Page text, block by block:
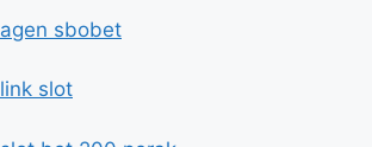
agen sbobet
link slot